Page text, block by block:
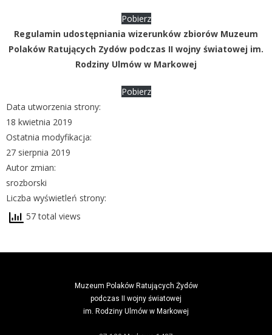
Pobierz
Regulamin udostępniania wizerunków zbiorów Muzeum
Polaków Ratujących Zydów podczas II wojny światowej im.
Rodziny Ulmów w Markowej
Pobierz
Data utworzenia strony:
18 kwietnia 2019
Ostatnia modyfikacja:
27 sierpnia 2019
Autor zmian:
srozborski
Liczba wyświetleń strony:
57 total views
Muzeum Polaków Ratujących Żydów
podczas II wojny światowej
im. Rodziny Ulmów w Markowej